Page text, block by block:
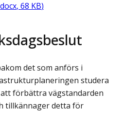
docx, 68 KB)
det som anförs i
studera
förbättra vägstandarden
tillkännager detta för